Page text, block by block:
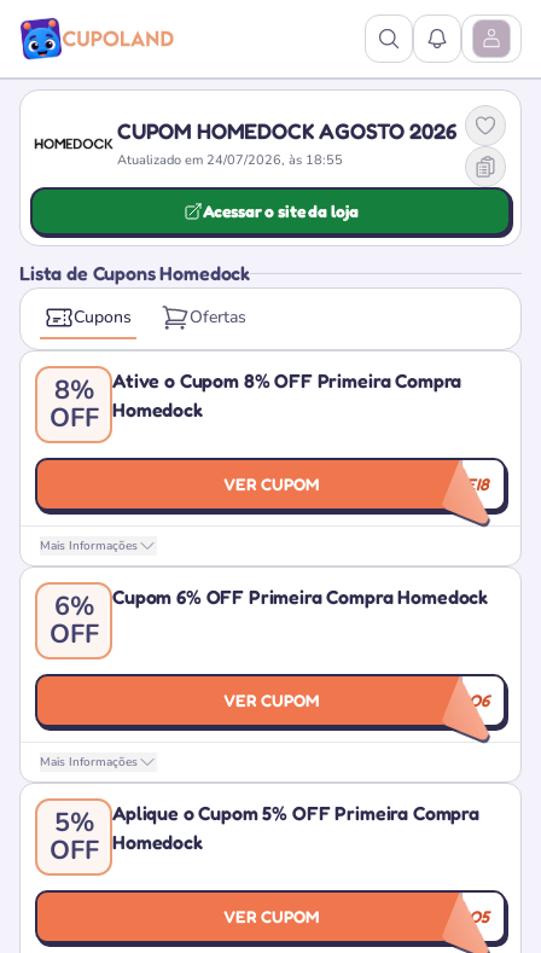
Ver Pesquisa
Ver Abrir
CUPOM HOMEDOCK AGOSTO 2026
Atualizado em 24/07/2026, às 18:55
Acessar o site da loja
Lista de Cupons Homedock
Cupons Ofertas
8%
OFF
Ative o Cupom 8% OFF Primeira Compra
Homedock
VER CUPOM VOLTEI8
Mais Informações
6%
OFF
Cupom 6% OFF Primeira Compra Homedock
VER CUPOM BEMVINDO6
Mais Informações
5%
OFF
Aplique o Cupom 5% OFF Primeira Compra
Homedock
VER CUPOM BEMVINDO5